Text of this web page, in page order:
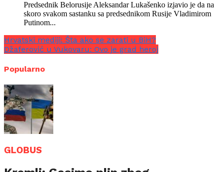
Predsednik Belorusije Aleksandar Lukašenko izjavio je da na
skoro svakom sastanku sa predsednikom Rusije Vladimirom
Putinom...
Hrvatski mediji: Šta ako se zarati u BiH?
Džaferović u Vukovaru: Ovo je grad heroj
Popularno
GLOBUS